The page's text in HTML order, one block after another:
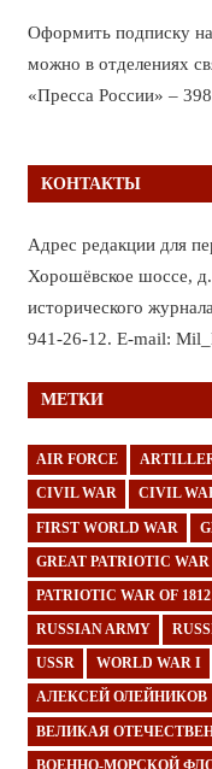
Оформить подписку
можно в отделениях
«Пресса России» –
КОНТАКТЫ
Адрес редакции для
Хорошёвское шоссе,
исторического
941-26-12. E-mail:
МЕТКИ
AIR FORCE
CIVIL WAR CIVIL
FIRST WORLD WAR
GREAT PATRIOTIC WAR
PATRIOTIC WAR OF 1812
RUSSIAN ARMY
USSR WORLD WAR I
АЛЕКСЕЙ ОЛЕЙНИКОВ
ВЕЛИКАЯ
ВОЕННО-МОРСКОЙ